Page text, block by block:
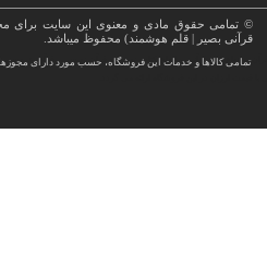
© تمامی حقوق مادی و معنوی این سایت برای
قرآنی بصیر | قلم هوشمند) محفوظ میباشد.
تمامی كالاها و خدمات این فروشگاه، حسب مورد دارای
، انواع قلم قرآنی ، انواع کتاب نفیس و قرآن نفیس , قرآن